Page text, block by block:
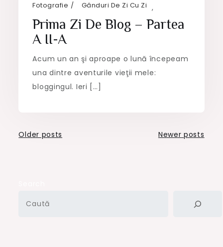
Fotografie ,
Gânduri De Zi Cu Zi
Prima Zi De Blog – Partea
A II-A
Acum un an şi aproape o lună începeam
una dintre aventurile vieţii mele:
bloggingul. Ieri […]
Posts
Older posts Newer posts